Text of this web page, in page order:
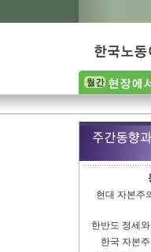
현대 자본주
한반도 정세와
한국 자본